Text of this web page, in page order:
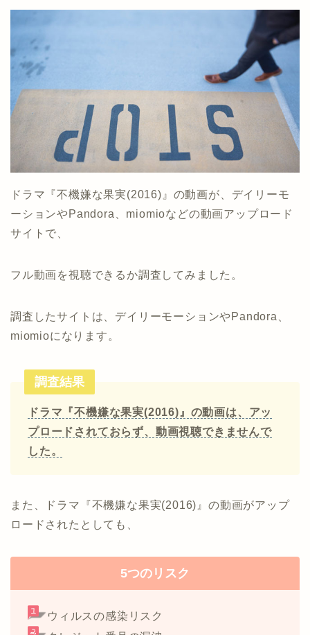
ドラマ『不機嫌な果実(2016)』の動画が、デイリーモ
ーションやPandora、miomioなどの動画アップロード
サイトで、
フル動画を視聴できるか調査してみました。
調査したサイトは、デイリーモーションやPandora、
miomioになります。
調査結果
ドラマ『不機嫌な果実(2016)』の動画は、アッ
プロードされておらず、動画視聴できませんで
した。
また、ドラマ『不機嫌な果実(2016)』の動画がアップ
ロードされたとしても、
5つのリスク
ウィルスの感染リスク